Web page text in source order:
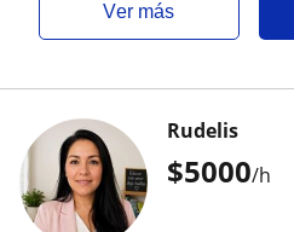
ver más
$5000/h
Rudelis